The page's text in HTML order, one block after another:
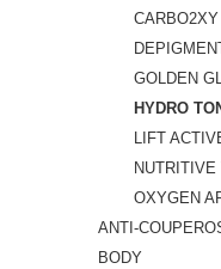
GOLDEN
HYDRO
LIFT
OXYGEN
ANTI-
BODY